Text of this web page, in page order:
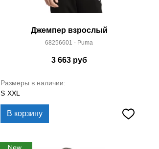
Джемпер взрослый
68256601 - Puma
3 663руб
Размеры в наличии:
S XXL
В корзину